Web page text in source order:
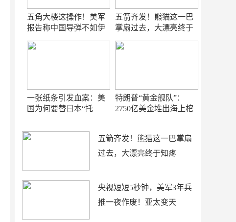
五角大楼这操作！美军
报告称中国导弹不如伊
五箭齐发！熊猫这一巴
掌扇过去，大漂亮终于
一张纸条引发血案：美
国为何要替日本“托
特朗普“黄金舰队”：
2750亿美金堆出海上棺
五箭齐发！熊猫这一巴掌扇
过去，大漂亮终于知疼
央视短短5秒钟，美军3年兵
推一夜作废！亚太变天